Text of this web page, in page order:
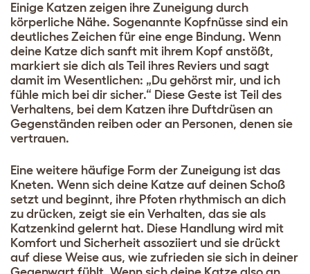
Einige Katzen zeigen ihre Zuneigung durch
körperliche Nähe. Sogenannte Kopfnüsse sind ein
deutliches Zeichen für eine enge Bindung. Wenn
deine Katze dich sanft mit ihrem Kopf anstößt,
markiert sie dich als Teil ihres Reviers und sagt
damit im Wesentlichen: „Du gehörst mir, und ich
fühle mich bei dir sicher.“ Diese Geste ist Teil des
Verhaltens, bei dem Katzen ihre Duftdrüsen an
Gegenständen reiben oder an Personen, denen sie
vertrauen.
Eine weitere häufige Form der Zuneigung ist das
Kneten. Wenn sich deine Katze auf deinen Schoß
setzt und beginnt, ihre Pfoten rhythmisch an dich
zu drücken, zeigt sie ein Verhalten, das sie als
Katzenkind gelernt hat. Diese Handlung wird mit
Komfort und Sicherheit assoziiert und sie drückt
auf diese Weise aus, wie zufrieden sie sich in deiner